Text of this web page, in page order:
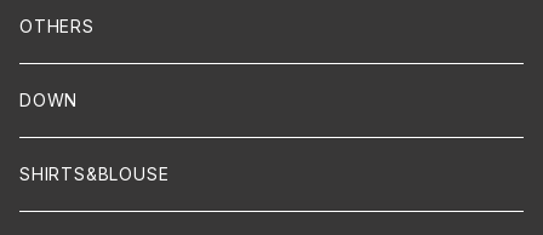
OTHERS
DOWN
SHIRTS&BLOUSE